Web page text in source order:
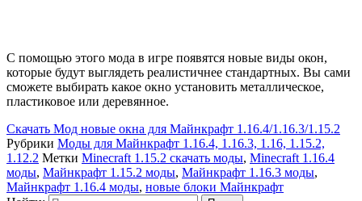
С помощью этого мода в игре появятся новые виды окон,
которые будут выглядеть реалистичнее стандартных. Вы сами
сможете выбирать какое окно установить металлическое,
пластиковое или деревянное.
Скачать Мод новые окна для Майнкрафт 1.16.4/1.16.3/1.15.2
Рубрики Моды для Майнкрафт 1.16.4, 1.16.3, 1.16, 1.15.2,
1.12.2 Метки Minecraft 1.15.2 скачать моды, Minecraft 1.16.4
моды, Майнкрафт 1.15.2 моды, Майнкрафт 1.16.3 моды,
Майнкрафт 1.16.4 моды, новые блоки Майнкрафт